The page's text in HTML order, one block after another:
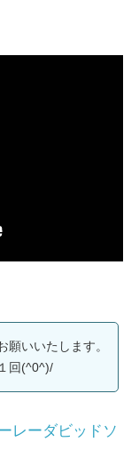
いいたします。
回(^0^)/